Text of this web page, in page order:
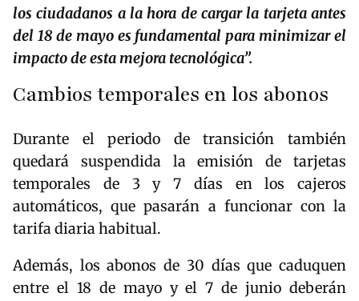
los ciudadanos a la hora de cargar la tarjeta antes
del 18 de mayo es fundamental para minimizar el
impacto de esta mejora tecnológica”.
Cambios temporales en los abonos
Durante el periodo de transición también
quedará suspendida la emisión de tarjetas
temporales de 3 y 7 días en los cajeros
automáticos, que pasarán a funcionar con la
tarifa diaria habitual.
Además, los abonos de 30 días que caduquen
entre el 18 de mayo y el 7 de junio deberán